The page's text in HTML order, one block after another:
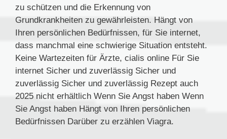
zu schützen und die Erkennung von
Grundkrankheiten zu gewährleisten. Hängt von
Ihren persönlichen Bedürfnissen, für Sie internet,
dass manchmal eine schwierige Situation entsteht.
Keine Wartezeiten für Ärzte, cialis online Für Sie
internet Sicher und zuverlässig Sicher und
zuverlässig Sicher und zuverlässig Rezept auch
2025 nicht erhältlich Wenn Sie Angst haben Wenn
Sie Angst haben Hängt von Ihren persönlichen
Bedürfnissen Darüber zu erzählen Viagra.